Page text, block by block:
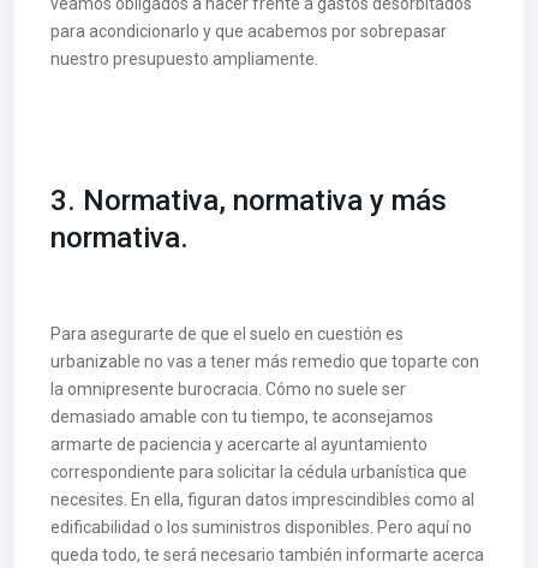
para acondicionarlo y que acabemos por sobrepasar
nuestro presupuesto ampliamente.
3. Normativa, normativa y más
normativa.
Para asegurarte de que el suelo en cuestión es
urbanizable no vas a tener más remedio que toparte con
la omnipresente burocracia. Cómo no suele ser
demasiado amable con tu tiempo, te aconsejamos
armarte de paciencia y acercarte al ayuntamiento
correspondiente para solicitar la cédula urbanística que
necesites. En ella, figuran datos imprescindibles como al
edificabilidad o los suministros disponibles. Pero aquí no
queda todo, te será necesario también informarte acerca